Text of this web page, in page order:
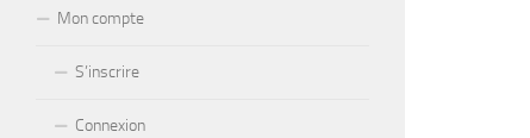
Mon compte
S’inscrire
Connexion